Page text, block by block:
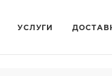
УСЛУГИ